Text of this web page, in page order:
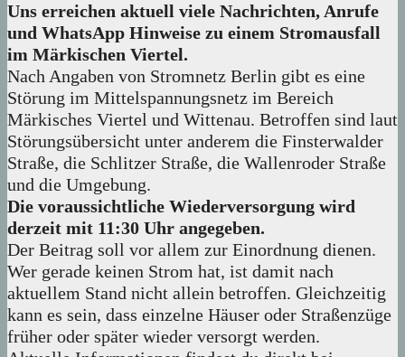
Uns erreichen aktuell viele Nachrichten, Anrufe
und WhatsApp Hinweise zu einem Stromausfall
im Märkischen Viertel.
Nach Angaben von Stromnetz Berlin gibt es eine
Störung im Mittelspannungsnetz im Bereich
Märkisches Viertel und Wittenau. Betroffen sind laut
Störungsübersicht unter anderem die Finsterwalder
Straße, die Schlitzer Straße, die Wallenroder Straße
und die Umgebung.
Die voraussichtliche Wiederversorgung wird
derzeit mit 11:30 Uhr angegeben.
Der Beitrag soll vor allem zur Einordnung dienen.
Wer gerade keinen Strom hat, ist damit nach
aktuellem Stand nicht allein betroffen. Gleichzeitig
kann es sein, dass einzelne Häuser oder Straßenzüge
früher oder später wieder versorgt werden.